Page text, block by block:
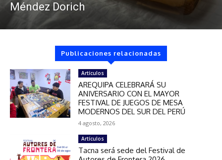
Méndez Dorich
Publicaciones relacionadas
Artículos
AREQUIPA CELEBRARÁ SU
ANIVERSARIO CON EL MAYOR
FESTIVAL DE JUEGOS DE MESA
MODERNOS DEL SUR DEL PERÚ
4 agosto, 2026
Artículos
Tacna será sede del Festival de